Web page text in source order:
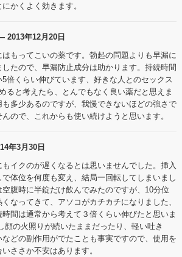
かくよく効きます。
2013年12月20日
はもってこいの薬です。勃起の問題よりも早漏に
したので、早漏防止成分は助かります。持続時間
5倍くらい伸びています、好きな人とのセックス
ると考えたら、とんでもなく良い薬だと思えま
も多少あるのですが、我慢できないほどの強さで
ので、これからも使い続けようと思います。
年3月30日
もイクのが遅くなるとは思いませんでした。挿入
で体位を何度も変え、結局一回転してしまいまし
空腹時に半錠だけ飲んでみたのですが、10分位
なってきて、アソコがカチカチになりました、
時間は通常から考えて３倍くらい伸びたと思いま
顔の火照りが続いたままだったり、軽い吐き
などの副作用がでたことも事実ですので、使用を
ささか不安はあります。